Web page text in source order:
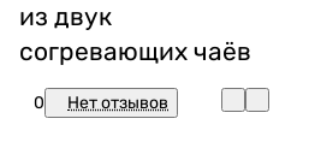
из двук
согревающих чаёв
0 Нет отзывов